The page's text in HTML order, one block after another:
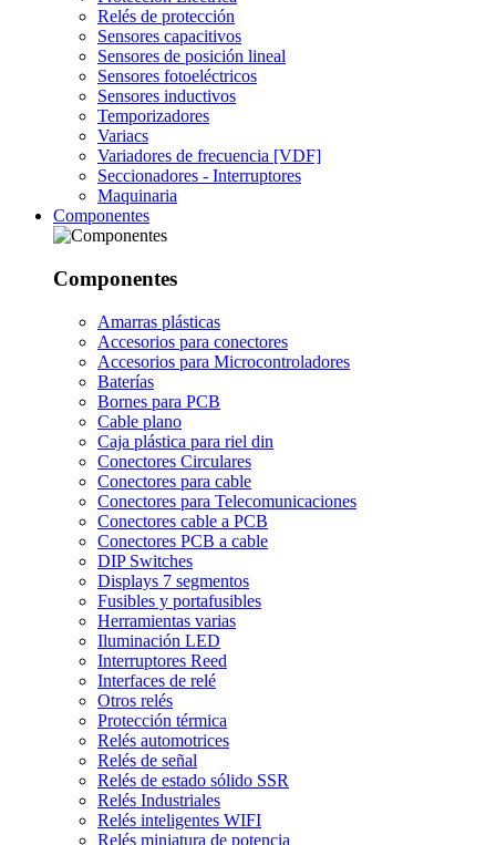
Relés de protección
Sensores capacitivos
Sensores de posición lineal
Sensores fotoeléctricos
Sensores inductivos
Temporizadores
Variacs
Variadores de frecuencia [VDF]
Seccionadores - Interruptores
Maquinaria
Componentes
Componentes
Amarras plásticas
Accesorios para conectores
Accesorios para Microcontroladores
Baterías
Bornes para PCB
Cable plano
Caja plástica para riel din
Conectores Circulares
Conectores para cable
Conectores para Telecomunicaciones
Conectores cable a PCB
Conectores PCB a cable
DIP Switches
Displays 7 segmentos
Fusibles y portafusibles
Herramientas varias
Iluminación LED
Interruptores Reed
Interfaces de relé
Otros relés
Protección térmica
Relés automotrices
Relés de señal
Relés de estado sólido SSR
Relés Industriales
Relés inteligentes WIFI
Relés miniatura de potencia